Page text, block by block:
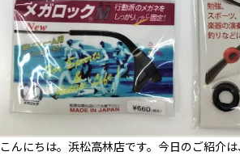
こんにちは。浜松高林店です。今日のご紹介